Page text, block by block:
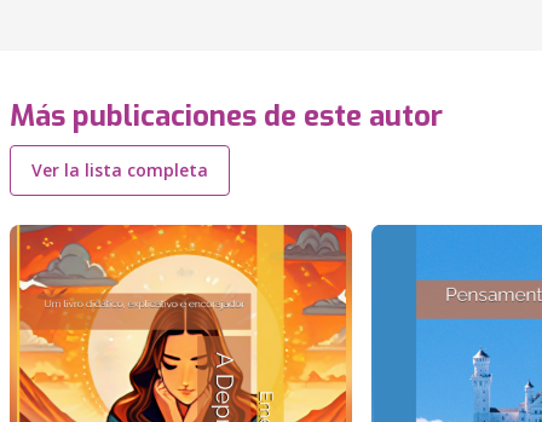
Más publicaciones de este autor
Ver la lista completa